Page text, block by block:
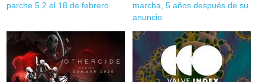
parche 5.2 el 18 de febrero
marcha, 5 años después de su
anuncio